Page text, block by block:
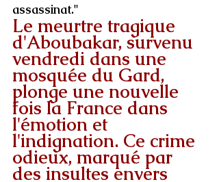
assassinat."
Le meurtre tragique
d'Aboubakar, survenu
vendredi dans une
mosquée du Gard,
plonge une nouvelle
fois la France dans
l'émotion et
l'indignation. Ce crime
odieux, marqué par
des insultes envers